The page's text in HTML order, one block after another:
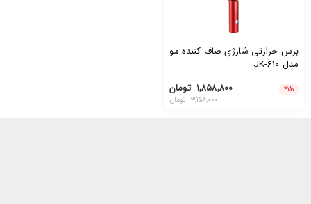
برس حرارتی شارژی صاف کننده مو
مدل JK-610
۴۱% ۱٬۸۵۸٬۸۰۰ تومان
۳٬۱۵۶٬۰۰۰تومان